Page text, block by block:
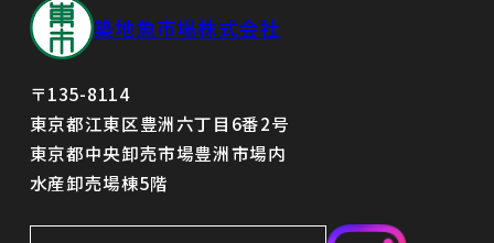
築地魚市場株式会社
〒135-8114
東京都江東区豊洲六丁目6番2号
東京都中央卸売市場豊洲市場内
水産卸売場棟5階